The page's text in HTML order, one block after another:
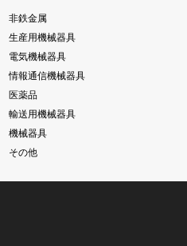
非鉄金属
生産用機械器具
電気機械器具
情報通信機械器具
医薬品
輸送用機械器具
機械器具
その他